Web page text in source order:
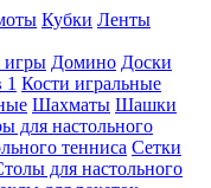
Кубки Ленты
игры Домино Доски
1 Кости игральные
Шахматы Шашки
для настольного
тенниса Сетки
для настольного